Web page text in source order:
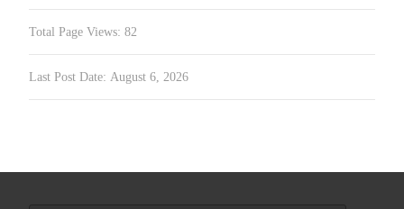
Total Page Views: 82
Last Post Date: August 6, 2026